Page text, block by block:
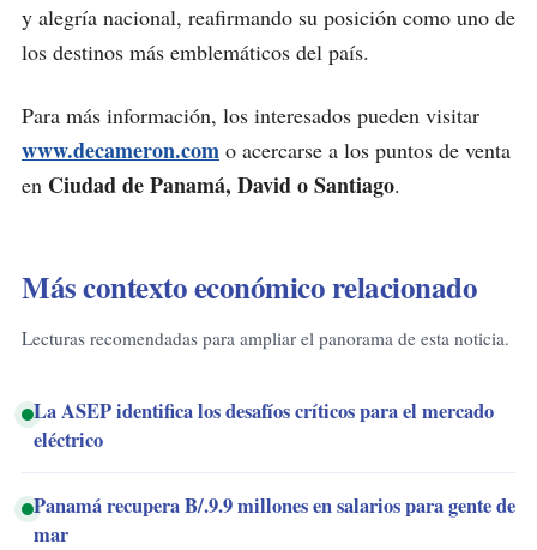
y alegría nacional, reafirmando su posición como uno de
los destinos más emblemáticos del país.
Para más información, los interesados pueden visitar
www.decameron.com o acercarse a los puntos de venta
en Ciudad de Panamá, David o Santiago.
Más contexto económico relacionado
Lecturas recomendadas para ampliar el panorama de esta noticia.
La ASEP identifica los desafíos críticos para el mercado
eléctrico
Panamá recupera B/.9.9 millones en salarios para gente de
mar